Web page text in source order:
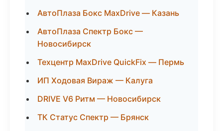
АвтоПлаза Бокс MaxDrive — Казань
АвтоПлаза Спектр Бокс —
Новосибирск
Техцентр MaxDrive QuickFix — Пермь
ИП Ходовая Вираж — Калуга
DRIVE V6 Ритм — Новосибирск
ТК Статус Спектр — Брянск